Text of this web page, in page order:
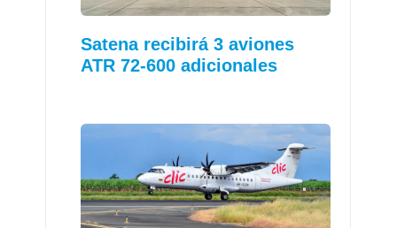
Satena recibirá 3 aviones
ATR 72-600 adicionales